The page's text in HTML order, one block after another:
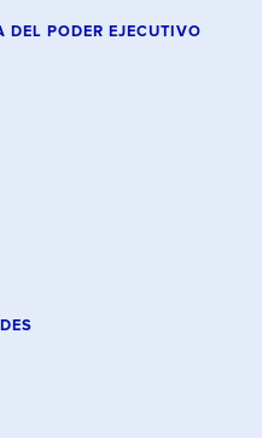
DEL PODER EJECUTIVO